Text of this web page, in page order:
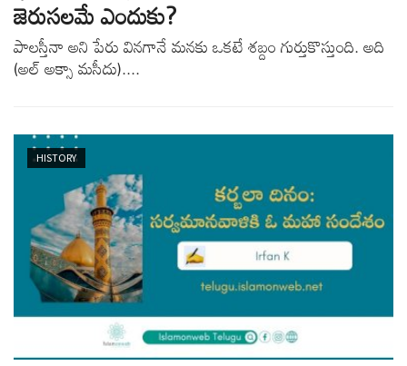
జెరుసలమే ఎందుకు?
పాలస్తీనా అని పేరు వినగానే మనకు ఒకటే శబ్దం గుర్తుకొస్తుంది. అది
(అల్ అక్సా మసీదు)....
HISTORY